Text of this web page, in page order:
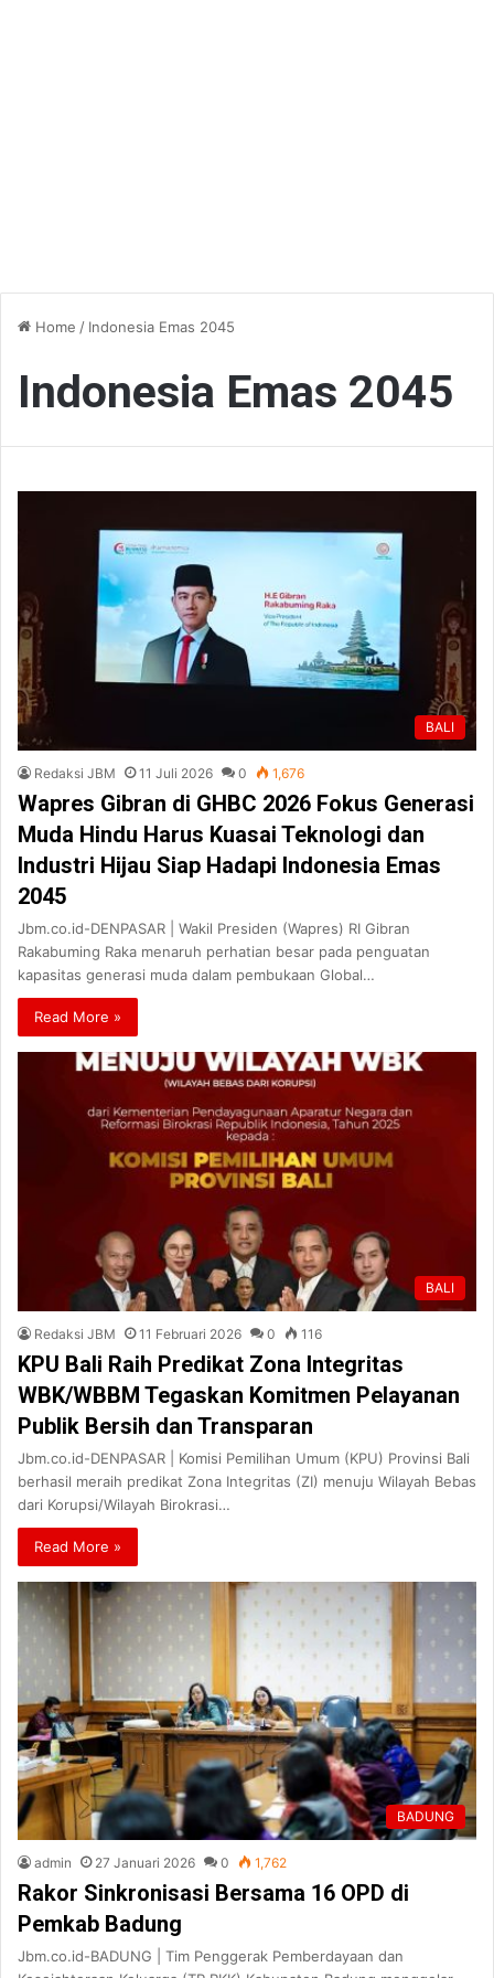
Home / Indonesia Emas 2045
Indonesia Emas 2045
BALI
Redaksi JBM 11 Juli 2026 0 1,676
Wapres Gibran di GHBC 2026 Fokus Generasi
Muda Hindu Harus Kuasai Teknologi dan
Industri Hijau Siap Hadapi Indonesia Emas
2045
Jbm.co.id-DENPASAR | Wakil Presiden (Wapres) RI Gibran
Rakabuming Raka menaruh perhatian besar pada penguatan
kapasitas generasi muda dalam pembukaan Global…
Read More »
BALI
Redaksi JBM 11 Februari 2026 0 116
KPU Bali Raih Predikat Zona Integritas
WBK/WBBM Tegaskan Komitmen Pelayanan
Publik Bersih dan Transparan
Jbm.co.id-DENPASAR | Komisi Pemilihan Umum (KPU) Provinsi Bali
berhasil meraih predikat Zona Integritas (ZI) menuju Wilayah Bebas
dari Korupsi/Wilayah Birokrasi…
Read More »
BADUNG
admin 27 Januari 2026 0 1,762
Rakor Sinkronisasi Bersama 16 OPD di
Pemkab Badung
Jbm.co.id-BADUNG | Tim Penggerak Pemberdayaan dan